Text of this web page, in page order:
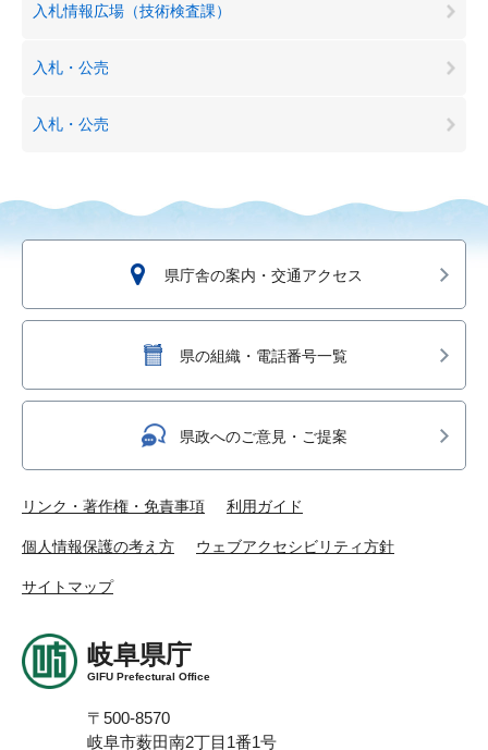
入札情報広場（技術検査課）
入札・公売
入札・公売
県庁舎の案内・交通アクセス
県の組織・電話番号一覧
県政へのご意見・ご提案
リンク・著作権・免責事項 利用ガイド
個人情報保護の考え方 ウェブアクセシビリティ方針
サイトマップ
岐阜県庁
GIFU Prefectural Office
〒500-8570
岐阜市薮田南2丁目1番1号